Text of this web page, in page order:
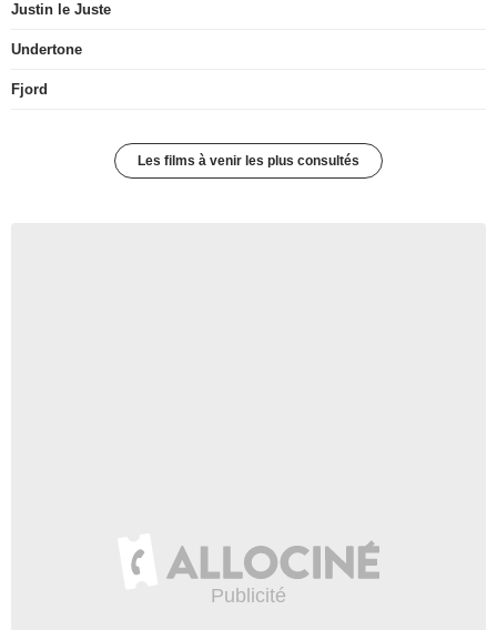
Justin le Juste
Undertone
Fjord
Les films à venir les plus consultés